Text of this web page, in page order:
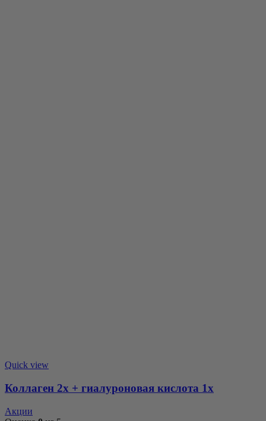
Quick view
Коллаген 2x + гиалуроновая кислота 1x
Акции